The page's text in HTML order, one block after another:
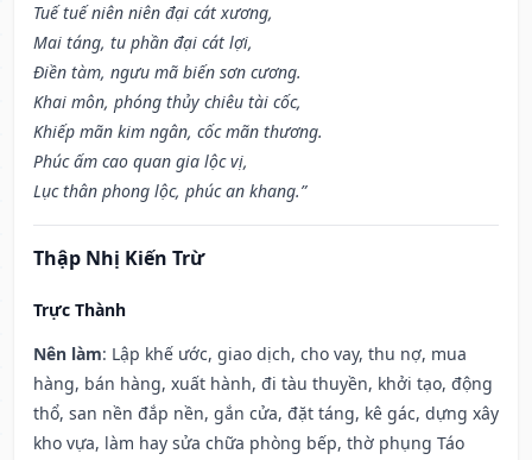
Tuế tuế niên niên đại cát xương,
Mai táng, tu phần đại cát lợi,
Điền tàm, ngưu mã biến sơn cương.
Khai môn, phóng thủy chiêu tài cốc,
Khiếp mãn kim ngân, cốc mãn thương.
Phúc ấm cao quan gia lộc vị,
Lục thân phong lộc, phúc an khang.”
Thập Nhị Kiến Trừ
Trực Thành
Nên làm: Lập khế ước, giao dịch, cho vay, thu nợ, mua
hàng, bán hàng, xuất hành, đi tàu thuyền, khởi tạo, động
thổ, san nền đắp nền, gắn cửa, đặt táng, kê gác, dựng xây
kho vựa, làm hay sửa chữa phòng bếp, thờ phụng Táo